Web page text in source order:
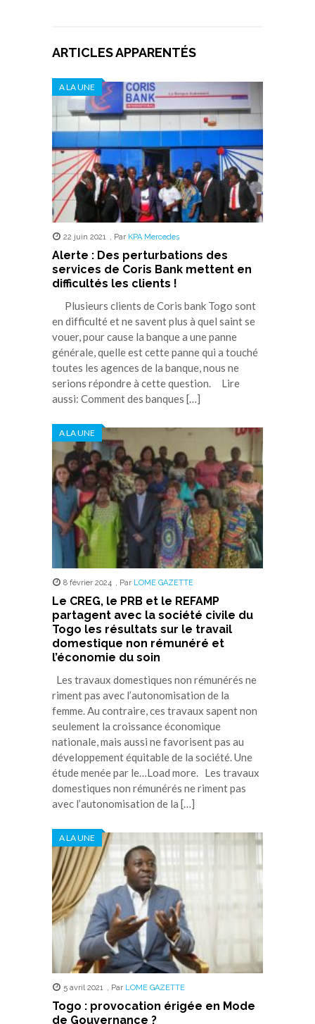
ARTICLES APPARENTÉS
A LA UNE
22 juin 2021 , Par KPA Mercedes
Alerte : Des perturbations des
services de Coris Bank mettent en
difficultés les clients !
Plusieurs clients de Coris bank Togo sont
en difficulté et ne savent plus à quel saint se
vouer, pour cause la banque a une panne
générale, quelle est cette panne qui a touché
toutes les agences de la banque, nous ne
serions répondre à cette question. Lire
aussi: Comment des banques […]
A LA UNE
8 février 2024 , Par LOME GAZETTE
Le CREG, le PRB et le REFAMP
partagent avec la société civile du
Togo les résultats sur le travail
domestique non rémunéré et
l’économie du soin
Les travaux domestiques non rémunérés ne
riment pas avec l’autonomisation de la
femme. Au contraire, ces travaux sapent non
seulement la croissance économique
nationale, mais aussi ne favorisent pas au
développement équitable de la société. Une
étude menée par le…Load more. Les travaux
domestiques non rémunérés ne riment pas
avec l’autonomisation de la […]
A LA UNE
5 avril 2021 , Par LOME GAZETTE
Togo : provocation érigée en Mode
de Gouvernance ?